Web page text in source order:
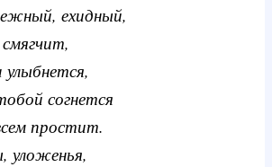
ехидный,
согнется
простит.
уложенья,